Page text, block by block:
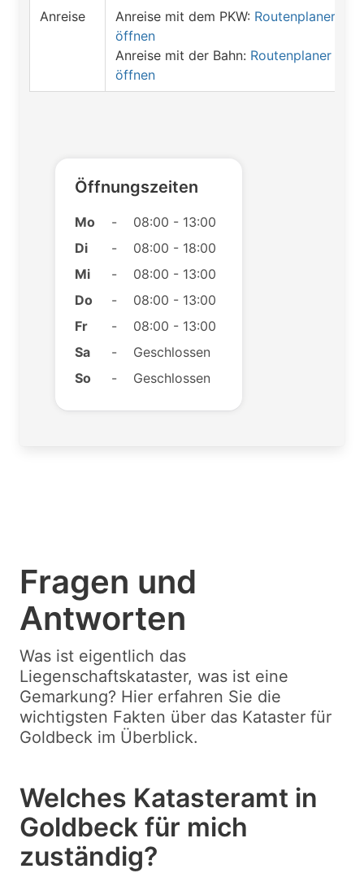
Anreise Anreise mit dem PKW: Routenplaner
öffnen
Anreise mit der Bahn: Routenplaner
öffnen
Öffnungszeiten
Mo -
08:00 - 13:00
Di
-
08:00 - 18:00
Mi
-
08:00 - 13:00
Do
-
08:00 - 13:00
Fr
-
08:00 - 13:00
Sa
-
Geschlossen
So
- Geschlossen
Fragen und
Antworten
Was ist eigentlich das
Liegenschaftskataster, was ist eine
Gemarkung? Hier erfahren Sie die
wichtigsten Fakten über das Kataster für
Goldbeck im Überblick.
Welches Katasteramt in
Goldbeck für mich
zuständig?